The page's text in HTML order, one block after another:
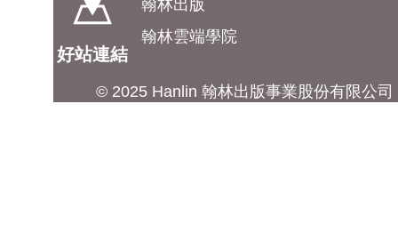
好站連結
翰林出版
翰林雲端學院
© 2025 Hanlin 翰林出版事業股份有限公司